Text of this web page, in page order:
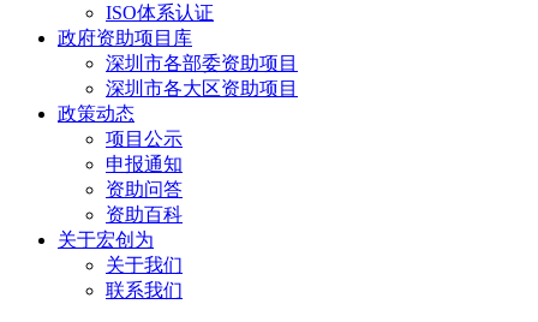
ISO体系认证
政府资助项目库
深圳市各部委资助项目
深圳市各大区资助项目
政策动态
项目公示
申报通知
资助问答
资助百科
关于宏创为
关于我们
联系我们